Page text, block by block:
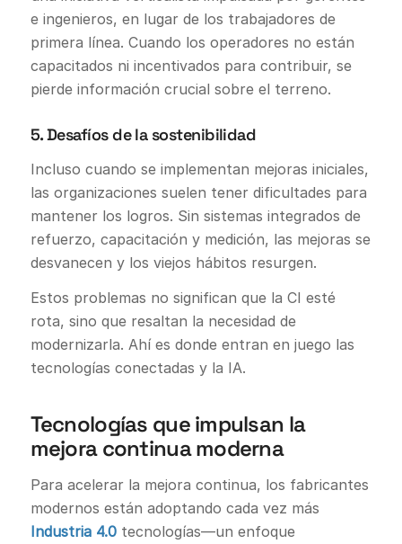
e ingenieros, en lugar de los trabajadores de
primera línea. Cuando los operadores no están
capacitados ni incentivados para contribuir, se
pierde información crucial sobre el terreno.
5. Desafíos de la sostenibilidad
Incluso cuando se implementan mejoras iniciales,
las organizaciones suelen tener dificultades para
mantener los logros. Sin sistemas integrados de
refuerzo, capacitación y medición, las mejoras se
desvanecen y los viejos hábitos resurgen.
Estos problemas no significan que la CI esté
rota, sino que resaltan la necesidad de
modernizarla. Ahí es donde entran en juego las
tecnologías conectadas y la IA.
Tecnologías que impulsan la
mejora continua moderna
Para acelerar la mejora continua, los fabricantes
modernos están adoptando cada vez más
Industria 4.0tecnologías—un enfoque